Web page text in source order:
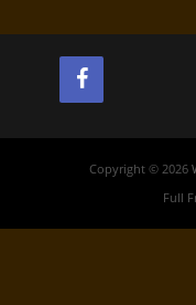
Copyright © 2026
Full